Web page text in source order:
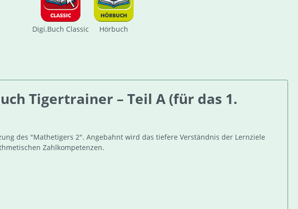
Digi.Buch Classic Hörbuch
Tigertrainer – Teil A (für das 1.
des "Mathetigers 2". Angebahnt wird das tiefere Verständnis der Lernziele
Zahlkompetenzen.